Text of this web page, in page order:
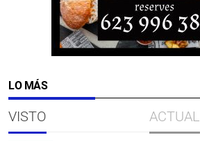
LO MÁS
VISTO ACTUAL